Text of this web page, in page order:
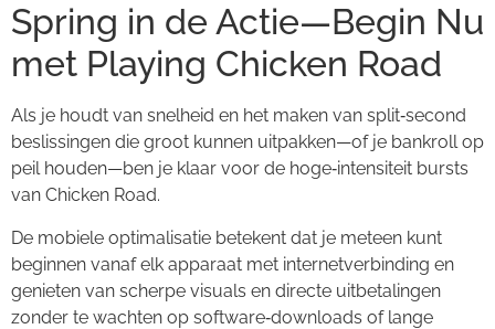
Spring in de Actie—Begin Nu
met Playing Chicken Road
Als je houdt van snelheid en het maken van split‑second
beslissingen die groot kunnen uitpakken—of je bankroll op
peil houden—ben je klaar voor de hoge‑intensiteit bursts
van Chicken Road.
De mobiele optimalisatie betekent dat je meteen kunt
beginnen vanaf elk apparaat met internetverbinding en
genieten van scherpe visuals en directe uitbetalingen
zonder te wachten op software‑downloads of lange